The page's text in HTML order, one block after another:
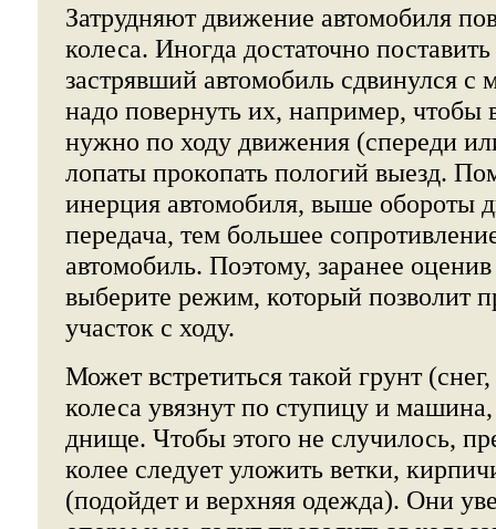
Затрудняют движение автомобиля
колеса. Иногда достаточно
застрявший автомобиль сдвинулся с
надо повернуть их, например, чтобы
нужно по ходу движения (спереди
лопаты прокопать пологий выезд.
инерция автомобиля, выше обороты
передача, тем большее
автомобиль. Поэтому, заранее
выберите режим, который позволит
участок с ходу.
Может встретиться такой грунт
колеса увязнут по ступицу и машина,
днище. Чтобы этого не случилось,
колее следует уложить ветки,
(подойдет и верхняя одежда). Они